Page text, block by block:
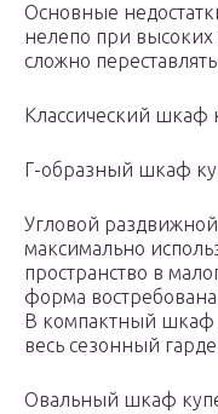
Основные
нелепо при высоких
сложно
Классический шкаф
Г-образный шкаф
Угловой
максимально
пространство в
форма
В компактный шкаф
весь сезонный
Овальный шкаф